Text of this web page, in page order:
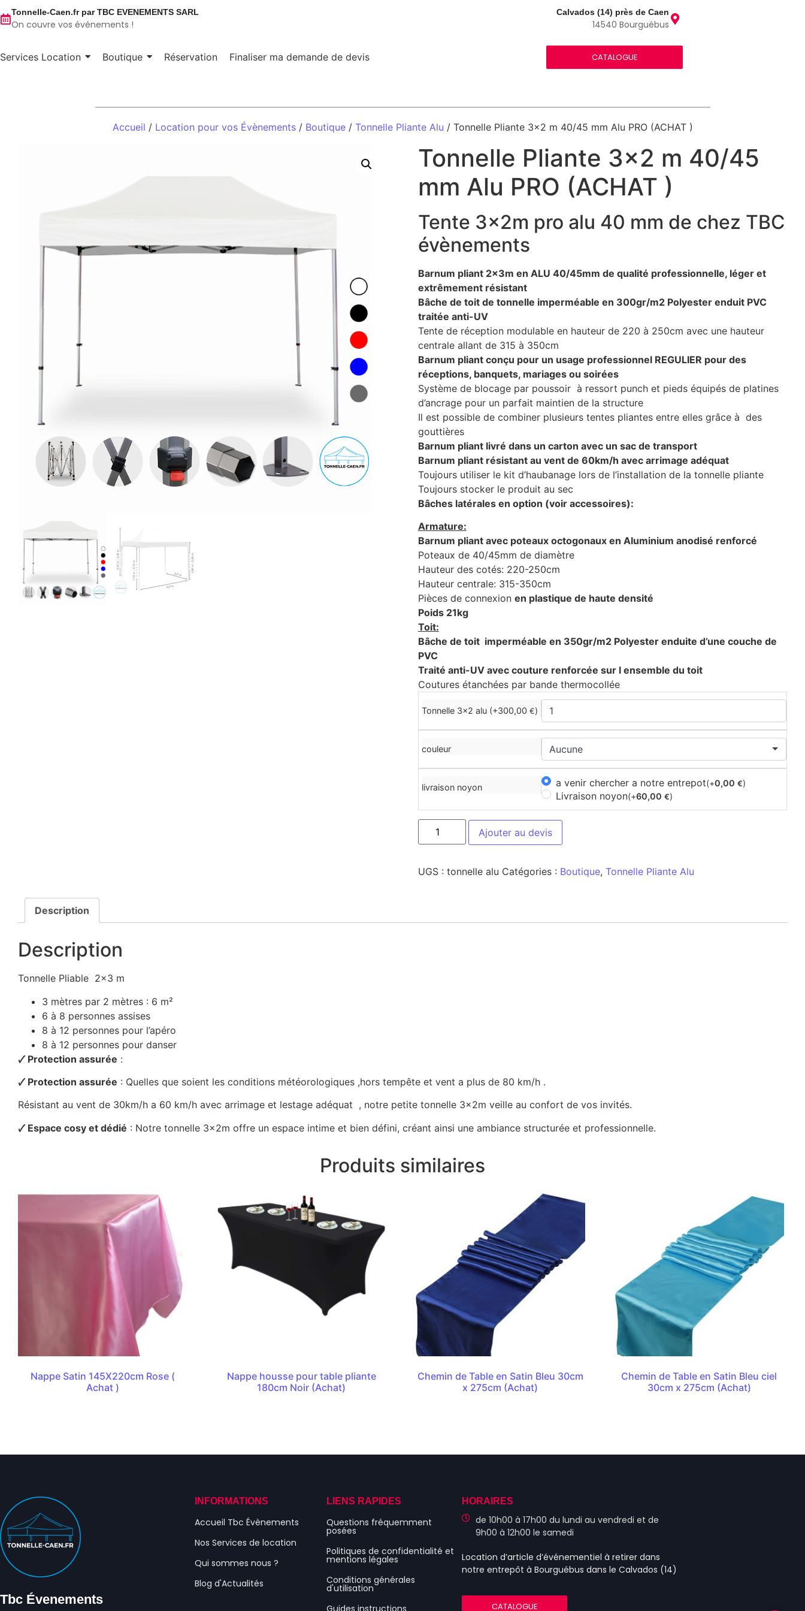
Tonnelle-Caen.fr par TBC EVENEMENTS SARL
On couvre vos événements !
Calvados (14) près de Caen
14540 Bourguébus
Services Location Boutique Réservation Finaliser ma demande de devis CATALOGUE
Accueil / Location pour vos Évènements/ Boutique/ Tonnelle Pliante Alu / Tonnelle Pliante 3×2 m 40/45 mm Alu PRO (ACHAT )
Tonnelle Pliante 3×2 m 40/45
mm Alu PRO (ACHAT )
Tente 3x2m pro alu 40 mm de chez TBC
évènements
Barnum pliant 2x3m en ALU 40/45mm de qualité professionnelle, léger et
extrêmement résistant
Bâche de toit de tonnelle imperméable en 300gr/m2 Polyester enduit PVC
traitée anti-UV
Tente de réception modulable en hauteur de 220 à 250cm avec une hauteur
centrale allant de 315 à 350cm
Barnum pliant conçu pour un usage professionnel REGULIER pour des
réceptions, banquets, mariages ou soirées
Système de blocage par poussoir à ressort punch et pieds équipés de platines
d’ancrage pour un parfait maintien de la structure
Il est possible de combiner plusieurs tentes pliantes entre elles grâce à des
gouttières
Barnum pliant livré dans un carton avec un sac de transport
Barnum pliant résistant au vent de 60km/h avec arrimage adéquat
Toujours utiliser le kit d’haubanage lors de l’installation de la tonnelle pliante
Toujours stocker le produit au sec
Bâches latérales en option (voir accessoires):
Armature:
Barnum pliant avec poteaux octogonaux en Aluminium anodisé renforcé
Poteaux de 40/45mm de diamètre
Hauteur des cotés: 220-250cm
Hauteur centrale: 315-350cm
Pièces de connexion en plastique de haute densité
Poids 21kg
Toit:
Bâche de toit imperméable en 350gr/m2 Polyester enduite d’une couche de
PVC
Traité anti-UV avec couture renforcée sur l ensemble du toit
Coutures étanchées par bande thermocollée
Tonnelle 3x2 alu (+300,00 €)
couleur
livraison noyon a venir chercher a notre entrepot(+0,00 €)
Livraison noyon(+60,00 €)
Ajouter au devis
UGS : tonnelle alu Catégories : Boutique, Tonnelle Pliante Alu
Description
Description
Tonnelle Pliable 2×3 m
3 mètres par 2 mètres : 6 m²
6 à 8 personnes assises
8 à 12 personnes pour l’apéro
8 à 12 personnes pour danser
🗸 Protection assurée :
🗸 Protection assurée : Quelles que soient les conditions météorologiques ,hors tempête et vent a plus de 80 km/h .
Résistant au vent de 30km/h a 60 km/h avec arrimage et lestage adéquat , notre petite tonnelle 3x2m veille au confort de vos invités.
🗸 Espace cosy et dédié : Notre tonnelle 3x2m offre un espace intime et bien défini, créant ainsi une ambiance structurée et professionnelle.
Produits similaires
Nappe Satin 145X220cm Rose (
Achat )
Nappe housse pour table pliante
180cm Noir (Achat)
Chemin de Table en Satin Bleu 30cm
x 275cm (Achat)
Chemin de Table en Satin Bleu ciel
30cm x 275cm (Achat)
Tbc Évenements
INFORMATIONS
Accueil Tbc Évènements
Nos Services de location
Qui sommes nous ?
Blog d'Actualités
LIENS RAPIDES
Questions fréquemment
posées
Politiques de confidentialité et
mentions légales
Conditions générales
d'utilisation
Guides instructions
HORAIRES
de 10h00 à 17h00 du lundi au vendredi et de
9h00 à 12h00 le samedi
Location d’article d’événementiel à retirer dans
notre entrepôt à Bourguébus dans le Calvados (14)
CATALOGUE